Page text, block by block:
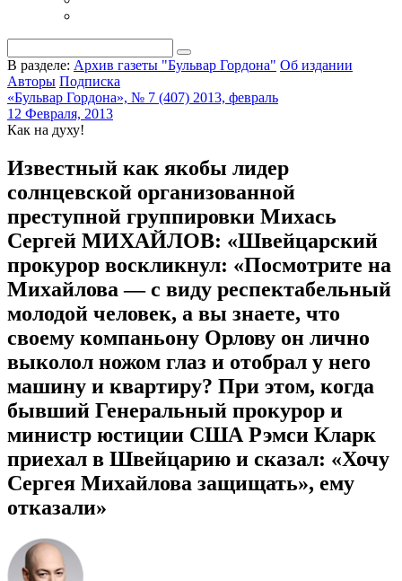
В разделе: Архив газеты "Бульвар Гордона" Об издании
Авторы Подписка
«Бульвар Гордона», № 7 (407) 2013, февраль
12 Февраля, 2013
Как на духу!
Известный как якобы лидер
солнцевской организованной
преступной группировки Михась
Сергей МИХАЙЛОВ: «Швейцарский
прокурор воскликнул: «Посмотрите на
Михайлова — с виду респектабельный
молодой человек, а вы знаете, что
своему компаньону Орлову он лично
выколол ножом глаз и отобрал у него
машину и квартиру? При этом, когда
бывший Генеральный прокурор и
министр юстиции США Рэмси Кларк
приехал в Швейцарию и сказал: «Хочу
Сергея Михайлова защищать», ему
отказали»